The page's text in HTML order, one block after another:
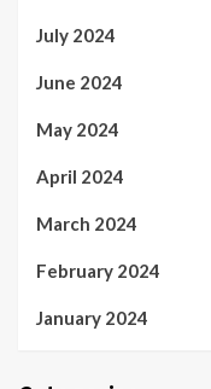
July 2024
June 2024
May 2024
April 2024
March 2024
February 2024
January 2024